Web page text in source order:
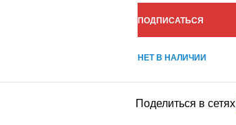
ПОДПИСАТЬСЯ
НЕТ В НАЛИЧИИ
Поделиться в сетях